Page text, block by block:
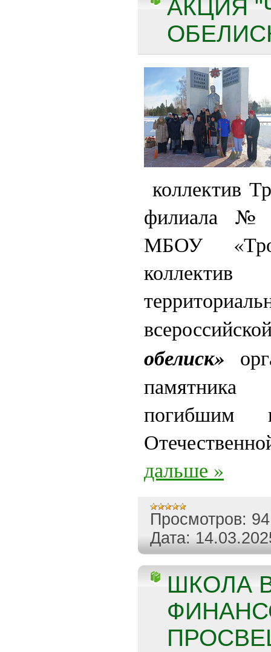
АКЦИЯ
коллектив
филиала №
МБОУ
обелиск»
памятника
погибшим
дальше »
Просмотров: 94
Дата:
ШКОЛА